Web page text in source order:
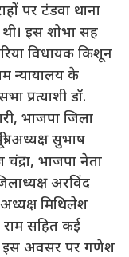
पर टंडवा थाना
इस शोभा सह
विधायक किशून
न्यायालय के
प्रत्याशी डॉ.
भाजपा जिला
अध्यक्ष सुभाष
भाजपा नेता
अरविंद
मिथिलेश
सहित कई
इस अवसर पर गणेश